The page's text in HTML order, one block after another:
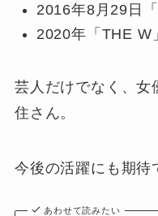
2016年8月29日
2020年「THE W
芸人だけでなく、女
住さん。
今後の活躍にも期待
あわせて読みたい